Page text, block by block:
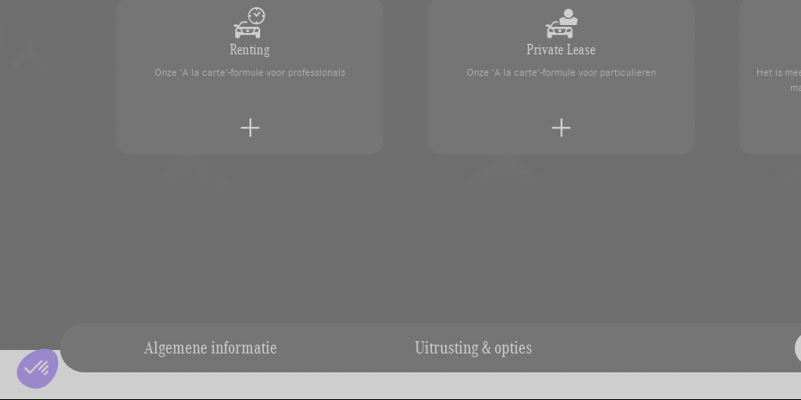
Algemene informatie Uitrusting & opties
Renting
Onze 'A la carte'-formule voor professionals
Private Lease
Onze 'A la carte'-formule voor particulieren
Het is